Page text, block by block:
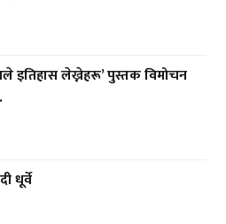
इतिहास लेख्नेहरू’ पुस्तक विमोचन
धूर्वे